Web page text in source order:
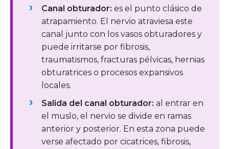
Canal obturador: es el punto clásico de
atrapamiento. El nervio atraviesa este
canal junto con los vasos obturadores y
puede irritarse por fibrosis,
traumatismos, fracturas pélvicas, hernias
obturatrices o procesos expansivos
locales.
Salida del canal obturador: al entrar en
el muslo, el nervio se divide en ramas
anterior y posterior. En esta zona puede
verse afectado por cicatrices, fibrosis,